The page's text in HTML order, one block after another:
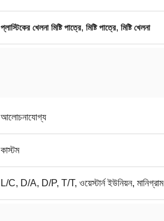
প্লাস্টিকের খেলনা মিষ্টি পাত্রে, মিষ্টি পাত্রে, মিষ্টি খেলনা
আলোচনাযোগ্য
কাস্টম
L/C, D/A, D/P, T/T, ওয়েস্টার্ন ইউনিয়ন, মানিগ্রাম